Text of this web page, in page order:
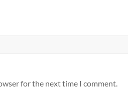
for the next time I comment.